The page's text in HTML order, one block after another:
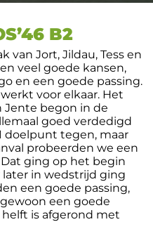
B2
van Jort, Jildau, Tess en
veel goede kansen,
en een goede passing.
voor elkaar. Het
Jente begon in de
goed verdedigd
doelpunt tegen, maar
probeerden we een
ging op het begin
later in wedstrijd ging
een goede passing,
een goede
is afgerond met